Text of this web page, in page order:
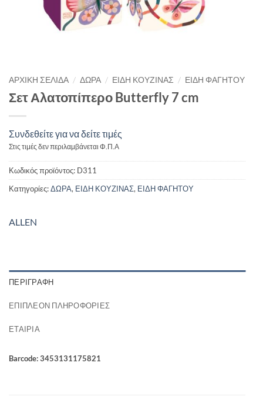
ΑΡΧΙΚΉ ΣΕΛΊΔΑ / ΔΩΡΑ / ΕΙΔΗ ΚΟΥΖΙΝΑΣ / ΕΙΔΗ ΦΑΓΗΤΟΥ
Σετ Αλατοπίπερο Butterfly 7 cm
Συνδεθείτε για να δείτε τιμές
Στις τιμές δεν περιλαμβάνεται Φ.Π.Α
Κωδικός προϊόντος: D311
Κατηγορίες:ΔΩΡΑ, ΕΙΔΗ ΚΟΥΖΙΝΑΣ, ΕΙΔΗ ΦΑΓΗΤΟΥ
ALLEN
ΠΕΡΙΓΡΑΦΉ
ΕΠΙΠΛΈΟΝ ΠΛΗΡΟΦΟΡΊΕΣ
ΕΤΑΙΡΊΑ
Barcode: 3453131175821